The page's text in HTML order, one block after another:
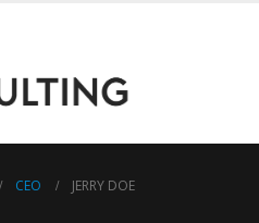
CEO JERRY DOE